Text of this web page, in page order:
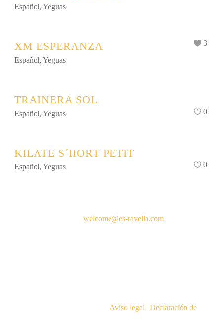
Español, Yeguas
XM ESPERANZA
Español, Yeguas
3
TRAINERA SOL
Español, Yeguas 0
KILATE S´HORT PETIT
Español, Yeguas 0
welcome@es-ravella.com
Aviso legal Declaración de